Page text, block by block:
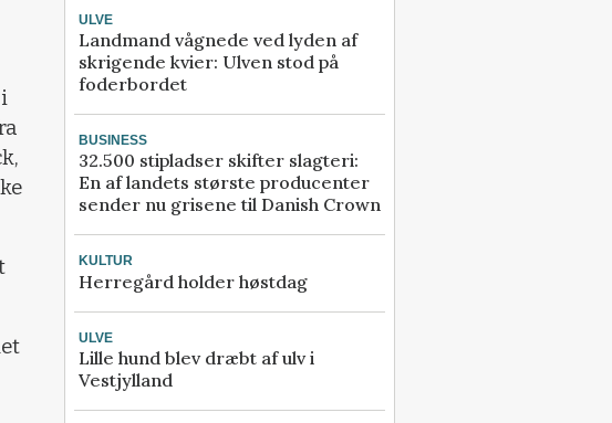
ULVE
Landmand vågnede ved lyden af
skrigende kvier: Ulven stod på
foderbordet
BUSINESS
32.500 stipladser skifter slagteri:
En af landets største producenter
sender nu grisene til Danish Crown
KULTUR
Herregård holder høstdag
ULVE
Lille hund blev dræbt af ulv i
Vestjylland